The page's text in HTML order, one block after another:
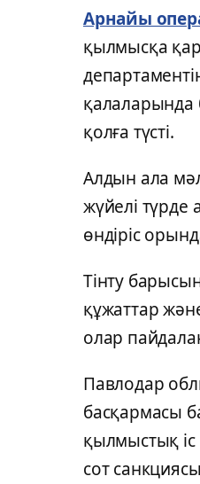
Арнайы
қылмысқа
қалаларында
қолға түсті.
Алдын ала
жүйелі түрде
өндіріс
Тінту
құжаттар
олар
Павлодар
басқармасы
қылмыстық іс
сот